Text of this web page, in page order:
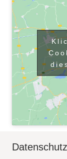
Datenschutz